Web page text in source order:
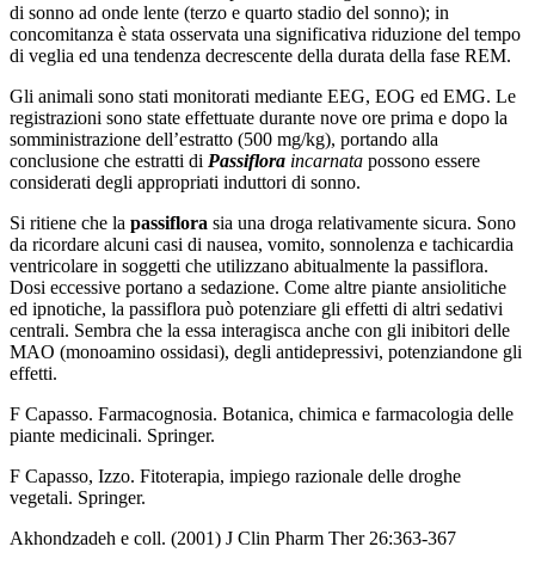
di sonno ad onde lente (terzo e quarto stadio del sonno); in
concomitanza è stata osservata una significativa riduzione del tempo
di veglia ed una tendenza decrescente della durata della fase REM.
Gli animali sono stati monitorati mediante EEG, EOG ed EMG. Le
registrazioni sono state effettuate durante nove ore prima e dopo la
somministrazione dell’estratto (500 mg/kg), portando alla
conclusione che estratti di Passiflora incarnata possono essere
considerati degli appropriati induttori di sonno.
Si ritiene che la passiflora sia una droga relativamente sicura. Sono
da ricordare alcuni casi di nausea, vomito, sonnolenza e tachicardia
ventricolare in soggetti che utilizzano abitualmente la passiflora.
Dosi eccessive portano a sedazione. Come altre piante ansiolitiche
ed ipnotiche, la passiflora può potenziare gli effetti di altri sedativi
centrali. Sembra che la essa interagisca anche con gli inibitori delle
MAO (monoamino ossidasi), degli antidepressivi, potenziandone gli
effetti.
F Capasso. Farmacognosia. Botanica, chimica e farmacologia delle
piante medicinali. Springer.
F Capasso, Izzo. Fitoterapia, impiego razionale delle droghe
vegetali. Springer.
Akhondzadeh e coll. (2001) J Clin Pharm Ther 26:363-367